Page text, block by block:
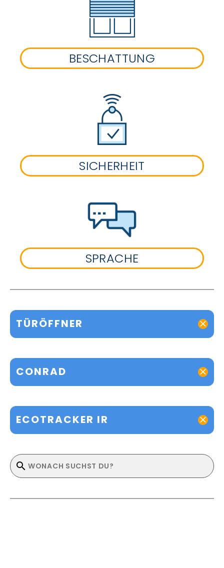
BESCHATTUNG
SICHERHEIT
SPRACHE
TÜRÖFFNER
CONRAD
ECOTRACKER IR